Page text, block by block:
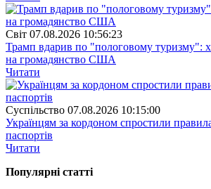
Свiт 07.08.2026 10:56:23
Трамп вдарив по "пологовому туризму":
на громадянство США
Читати
Суспiльство 07.08.2026 10:15:00
Українцям за кордоном спростили
паспортів
Читати
Популярнi статтi